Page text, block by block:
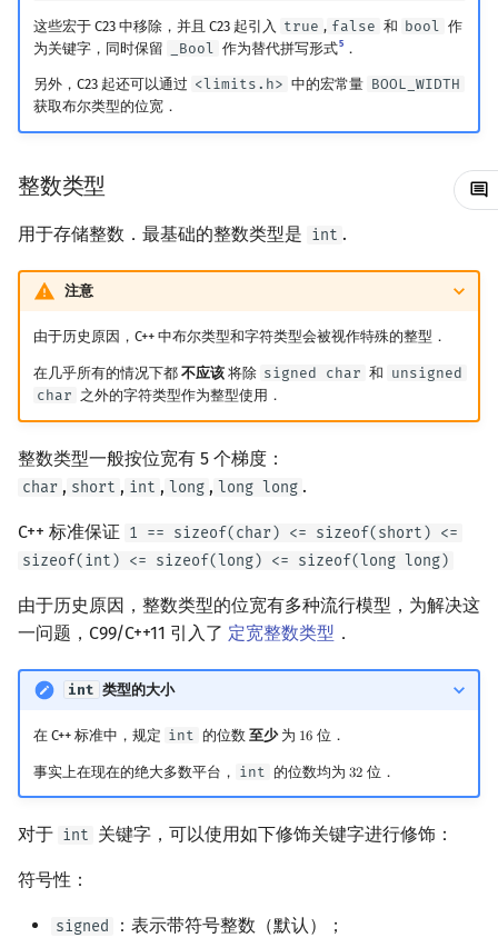
Powerful Number 筛
Min_25 筛
连分数
Stern–Brocot 树与 Farey
二次域
Prüfer 序列
矩阵树定理
最大团搜索算法
图上随机游走
这些宏于 C23 中移除，并且 C23 起引入 true , false 和 bool
作
为关键字，同时保留
_Bool 作为替代拼写形式5．
另外，C23 起还可以通过 <limits.h> 中的宏常量 BOOL_WIDTH
获取布尔类型的位宽．
整数类型
用于存储整数．最基础的整数类型是 int .
注意
由于历史原因，C++ 中布尔类型和字符类型会被视作特殊的整型．
在几乎所有的情况下都 不应该将除 signed char 和 unsigned
char 之外的字符类型作为整型使用．
整数类型一般按位宽有 5 个梯度：
char , short , int , long , long long .
C++ 标准保证 1 == sizeof(char) <= sizeof(short) <=
sizeof(int) <= sizeof(long) <= sizeof(long long)
由于历史原因，整数类型的位宽有多种流行模型，为解决这
一问题，C99/C++11 引入了 定宽整数类型 ．
int 类型的大小
在 C++ 标准中，规定 int 的位数 至少为 16
16 位．
事实上在现在的绝大多数平台， int 的位数均为 32
32 位．
对于 int 关键字，可以使用如下修饰关键字进行修饰：
符号性：
signed ：表示带符号整数（默认）；